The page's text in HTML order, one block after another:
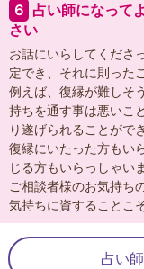
６ 占い師になって
さい
お話にいらしてくださ
定でき、それに則った
例えば、復縁が難しそ
持ちを通す事は悪いこ
り遂げられることがで
復縁にいたった方もい
じる方もいらっしゃい
ご相談者様のお気持ち
気持ちに資することこ
占い